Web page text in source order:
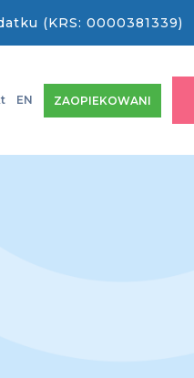
(KRS: 0000381339)
EN ZAOPIEKOWANI